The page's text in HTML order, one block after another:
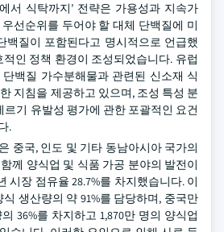
서 식탁까지’ 전략은 가용성과 지속가
선순위를 두어야 할 대체 단백질에 미
백질이 포함된다고 명시적으로 언급했
인 정책 환경이 조성되었습니다. 유럽
단백질 가수분해물과 관련된 신소재 식
지침을 제공하고 있으며, 조성 특성 분
르기 유발성 평가에 관한 포괄적인 요건
.
중국, 인도 및 기타 동남아시아 국가의
께 양식업 및 식품 가공 분야의 발전이
시장 점유율 28.7%를 차지했습니다. 이
생산량의 약 91%를 담당하며, 중국만
36%를 차지하고 1,870만 명의 양식업